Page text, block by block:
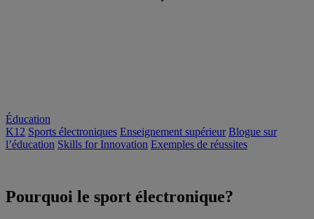
Éducation
K12 Sports électroniques Enseignement supérieur Blogue sur
l’éducation Skills for Innovation Exemples de réussites
Pourquoi le sport électronique?